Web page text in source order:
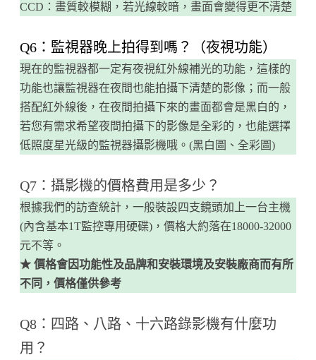
CCD：畫質較模糊，若光線較暗，畫面會變得更不清楚
​Q6：監視器晚上拍得到嗎？（夜視功能）
現在的監視器都一定有夜視紅外線補光的功能，這樣的
功能也讓監視器在夜間也能拍攝下清楚的影像；而一般
搭配紅外線後，在夜間拍攝下來的畫面都會是黑白的，
若您有需求希望夜間拍攝下的影像是全彩的，也能選擇
低照度星光級的監視器攝影機哦。(黑白圖、全彩圖)
​Q7：攝影機的價格費用是多少？
根據我們的訪查統計，一般裝設四支鏡頭加上一台主機
(內含基本1T監控專用硬碟)，價格大約落在18000-32000
元不等。
★ 價格會因功能性及品牌和安裝環境及安裝廠商而有所
不同，價格僅供參考
Q8：四路、八路、十六路錄影機有什麼功
用？